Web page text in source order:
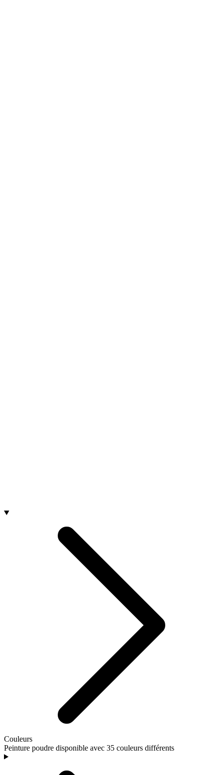
Couleurs
Peinture poudre disponible avec 35 couleurs différents